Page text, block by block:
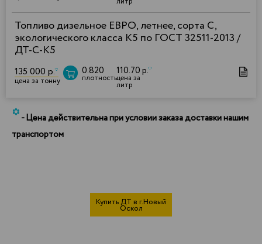
Топливо дизельное ЕВРО, летнее, сорта С,
экологического класса К5 по ГОСТ 32511-2013 /
ДТ-С-К5
135 000 р.*
цена за тонну
0.820
плотность
110.70 р.*
цена за
литр
*- Цена действительна при условии заказа доставки нашим
транспортом
Купить ДТ в г.Новый
Оскол